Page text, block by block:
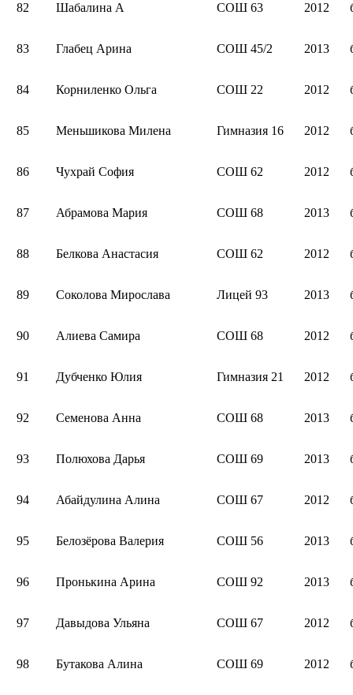
82 Шабалина А СОШ 63 2012
83 Глабец Арина СОШ 45/2 2013
84 Корниленко Ольга СОШ 22 2012
85 Меньшикова Милена Гимназия 16 2012
86 Чухрай София СОШ 62 2012
87 Абрамова Мария СОШ 68 2013
88 Белкова Анастасия СОШ 62 2012
89 Соколова Мирослава Лицей 93 2013
90 Алиева Самира СОШ 68 2012
91 Дубченко Юлия Гимназия 21 2012
92 Семенова Анна СОШ 68 2013
93 Полюхова Дарья СОШ 69 2013
94 Абайдулина Алина СОШ 67 2012
95 Белозёрова Валерия СОШ 56 2013
96 Пронькина Арина СОШ 92 2013
97 Давыдова Ульяна СОШ 67 2012
98 Бутакова Алина СОШ 69 2012